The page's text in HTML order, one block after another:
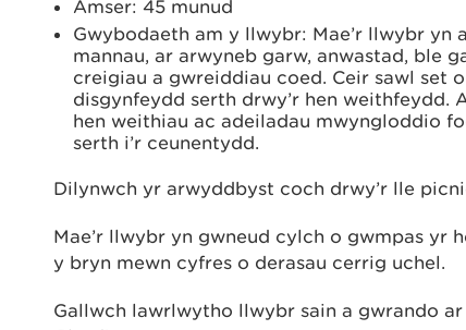
Amser: 45 munud
Gwybodaeth am y llwybr: Mae’r llwybr yn
mannau, ar arwyneb garw, anwastad, ble
creigiau a gwreiddiau coed. Ceir sawl set
disgynfeydd serth drwy’r hen weithfeydd.
hen weithiau ac adeiladau mwyngloddio
serth i’r ceunentydd.
Dilynwch yr arwyddbyst coch drwy’r lle
Mae’r llwybr yn gwneud cylch o gwmpas yr
y bryn mewn cyfres o derasau cerrig uchel.
Gallwch lawrlwytho llwybr sain a gwrando